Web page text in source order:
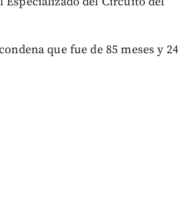
que fue de 85 meses y 24